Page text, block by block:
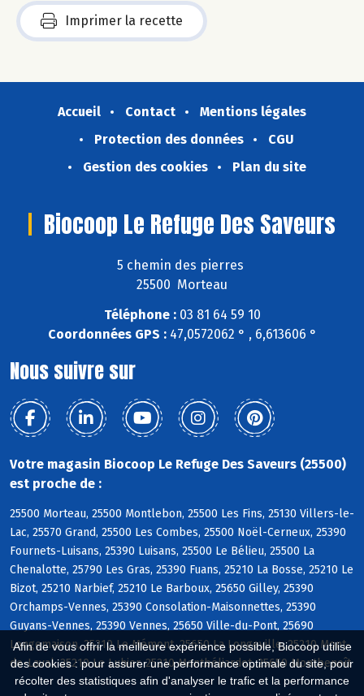
Afin de vous offrir la meilleure expérience possible, Biocoop utilise
des cookies : pour assurer une performance optimale du site, pour
récolter des statistiques afin d'analyser le trafic et la performance
Imprimer la recette
Accueil Contact
Mentions légales
Protection des données
CGU
Gestion des cookies
Plan du site
Biocoop Le Refuge Des Saveurs
5 chemin des pierres
25500 Morteau
Téléphone :03 81 64 59 10
Coordonnées GPS :47,0572062 ° , 6,613606 °
Nous suivre sur
Votre magasin Biocoop Le Refuge Des Saveurs (25500)
est proche de :
25500 Morteau, 25500 Montlebon, 25500 Les Fins, 25130 Villers-le-
Lac, 25570 Grand, 25500 Les Combes, 25500 Noël-Cerneux, 25390
Fournets-Luisans, 25390 Luisans, 25500 Le Bélieu, 25500 La
Chenalotte, 25790 Les Gras, 25390 Fuans, 25210 La Bosse, 25210 Le
Bizot, 25210 Narbief, 25210 Le Barboux, 25650 Gilley, 25390
Orchamps-Vennes, 25390 Consolation-Maisonnettes, 25390
Guyans-Vennes, 25390 Vennes, 25650 Ville-du-Pont, 25690
Longemaison, 25210 Le Mémont, 25650 La Longeville, 25210 Mont-
de-Laval, 25210 Le Luhier, 25210 Montbéliardot, 25650 Montbenoît